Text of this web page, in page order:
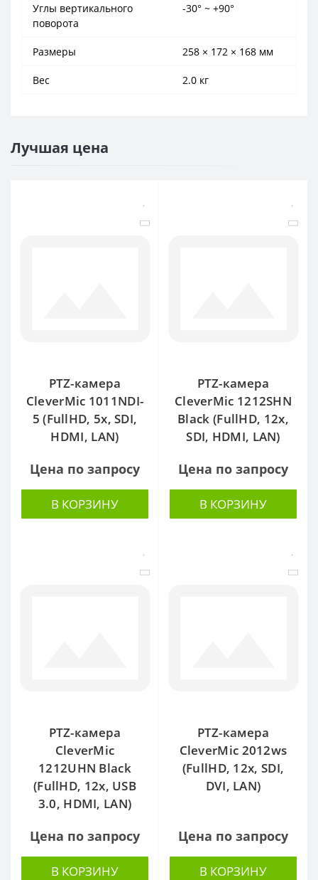
Углы вертикального
поворота
-30° ~ +90°
Размеры 258 × 172 × 168 мм
Вес 2.0 кг
Лучшая цена
PTZ-камера
CleverMic 1011NDI-
5 (FullHD, 5x, SDI,
HDMI, LAN)
Цена по запросу
В КОРЗИНУ
PTZ-камера
CleverMic 1212SHN
Black (FullHD, 12x,
SDI, HDMI, LAN)
Цена по запросу
В КОРЗИНУ
PTZ-камера
CleverMic
1212UHN Black
(FullHD, 12x, USB
3.0, HDMI, LAN)
Цена по запросу
В КОРЗИНУ
PTZ-камера
CleverMic 2012ws
(FullHD, 12x, SDI,
DVI, LAN)
Цена по запросу
В КОРЗИНУ